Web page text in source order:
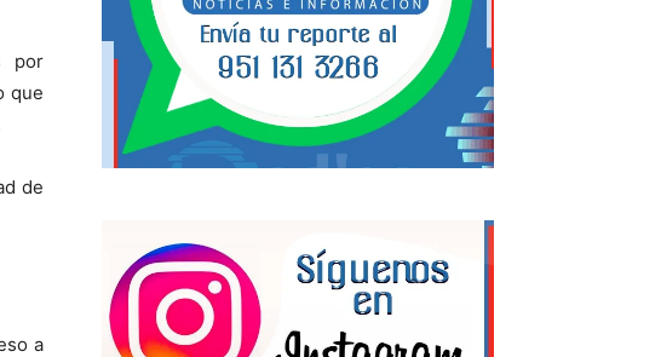
por
que
de
a